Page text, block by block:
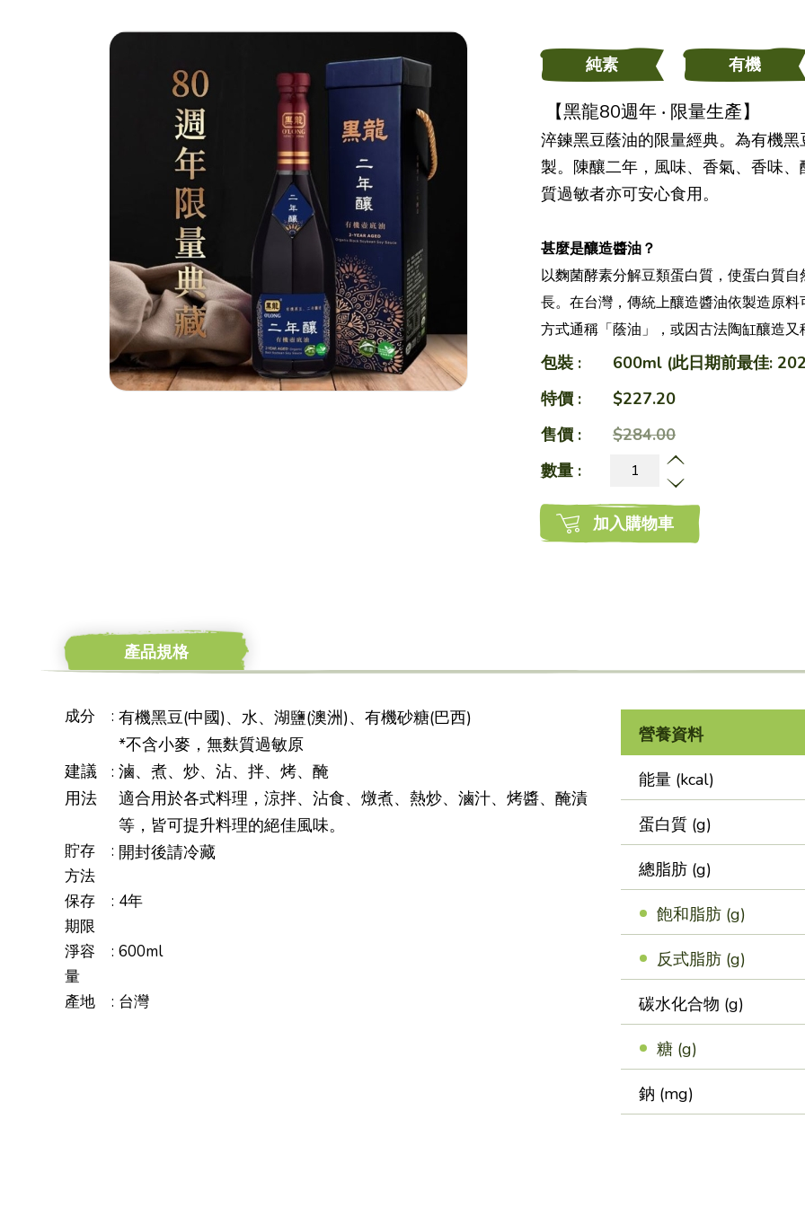
素之樂素食料理
愛心飯盒
食譜
健康點滴
關於我們
純素 有機
【黑龍80週年 ‧ 限量生產】
淬鍊黑豆蔭油的限量經典。為有機
製。陳釀二年， 風味、香氣、香味
質過敏者亦可安心食用。
甚麼是釀造醬油？
以麴菌酵素分解豆類蛋白質，使蛋白質
長。在台灣，傳統上釀造醬油依製造原
方式通稱「蔭油」，或因古法陶缸釀造又
包裝 :
600ml (此日期前最佳:
特價 :
$227.20
售價 :
$284.00
數量 :
加入購物車
產品規格
成分 : 有機黑豆(中國)、水、湖鹽(澳洲)、有機砂糖(巴西)
*不含小麥，無麩質過敏原
建議
用法
: 滷、煮、炒、沾、拌、烤、醃
適合用於各式料理，涼拌、沾食、燉煮、熱炒、滷汁、烤醬、醃漬
等，皆可提升料理的絕佳風味。
貯存
方法
: 開封後請冷藏
保存
期限
: 4年
淨容
量
: 600ml
產地 : 台灣
營養資料
能量 (kcal)
蛋白質 (g)
總脂肪 (g)
飽和脂肪 (g)
反式脂肪 (g)
碳水化合物 (g)
糖 (g)
鈉 (mg)